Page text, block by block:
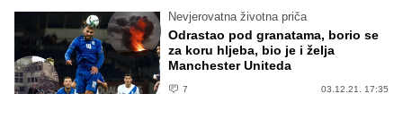
Nevjerovatna životna priča
Odrastao pod granatama, borio se
za koru hljeba, bio je i želja
Manchester Uniteda
7 03.12.21. 17:35